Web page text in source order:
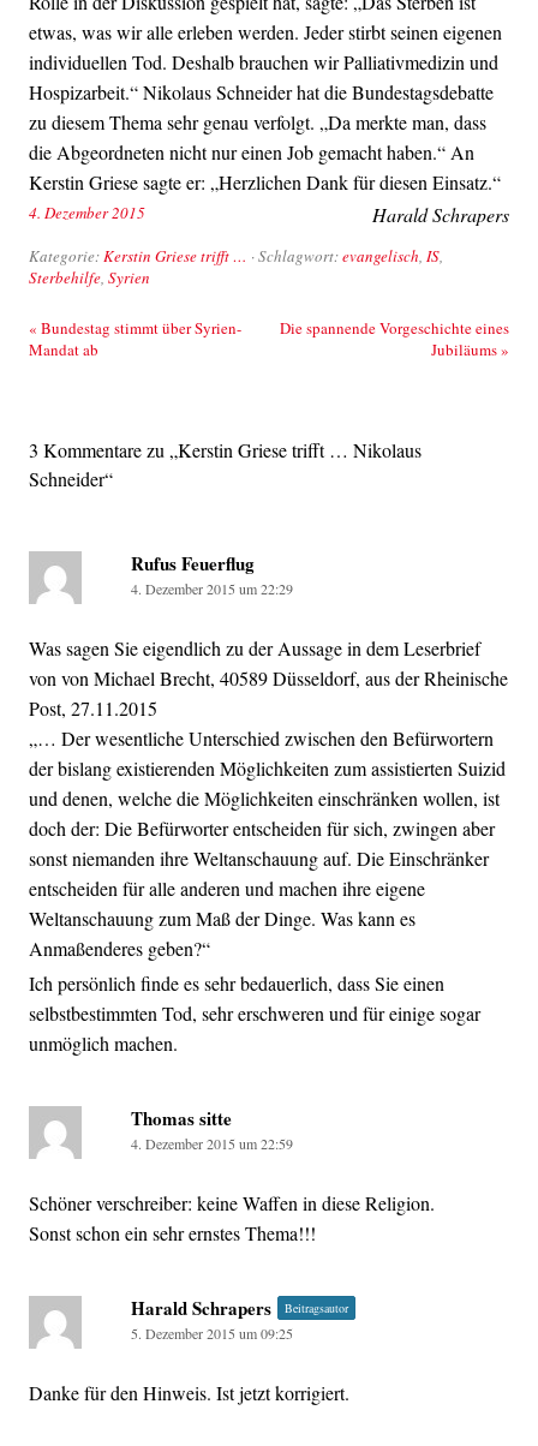
etwas, was wir alle erleben werden. Jeder stirbt seinen eigenen
individuellen Tod. Deshalb brauchen wir Palliativmedizin und
Hospizarbeit.“ Nikolaus Schneider hat die Bundestagsdebatte
zu diesem Thema sehr genau verfolgt. „Da merkte man, dass
die Abgeordneten nicht nur einen Job gemacht haben.“ An
Kerstin Griese sagte er: „Herzlichen Dank für diesen Einsatz.“
Harald Schrapers
4. Dezember 2015
Kategorie:Kerstin Griese trifft … · Schlagwort:evangelisch, IS,
Sterbehilfe, Syrien
Beitrags-Navigation
« Bundestag stimmt über Syrien-
Mandat ab
Die spannende Vorgeschichte eines
Jubiläums»
3 Kommentare zu „Kerstin Griese trifft … Nikolaus
Schneider“
Rufus Feuerflug
4. Dezember 2015 um 22:29
Was sagen Sie eigendlich zu der Aussage in dem Leserbrief
von von Michael Brecht, 40589 Düsseldorf, aus der Rheinische
Post, 27.11.2015
„… Der wesentliche Unterschied zwischen den Befürwortern
der bislang existierenden Möglichkeiten zum assistierten Suizid
und denen, welche die Möglichkeiten einschränken wollen, ist
doch der: Die Befürworter entscheiden für sich, zwingen aber
sonst niemanden ihre Weltanschauung auf. Die Einschränker
entscheiden für alle anderen und machen ihre eigene
Weltanschauung zum Maß der Dinge. Was kann es
Anmaßenderes geben?“
Ich persönlich finde es sehr bedauerlich, dass Sie einen
selbstbestimmten Tod, sehr erschweren und für einige sogar
unmöglich machen.
Thomas sitte
4. Dezember 2015 um 22:59
Schöner verschreiber: keine Waffen in diese Religion.
Sonst schon ein sehr ernstes Thema!!!
Harald Schrapers Beitragsautor
5. Dezember 2015 um 09:25
Danke für den Hinweis. Ist jetzt korrigiert.